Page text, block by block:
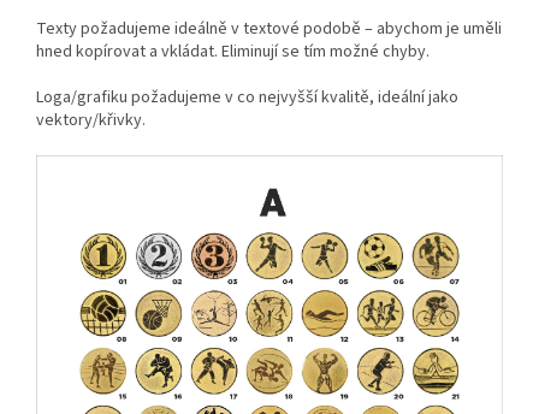
Texty požadujeme ideálně v textové podobě – abychom je uměli
hned kopírovat a vkládat. Eliminují se tím možné chyby.
Loga/grafiku požadujeme v co nejvyšší kvalitě, ideální jako
vektory/křivky.